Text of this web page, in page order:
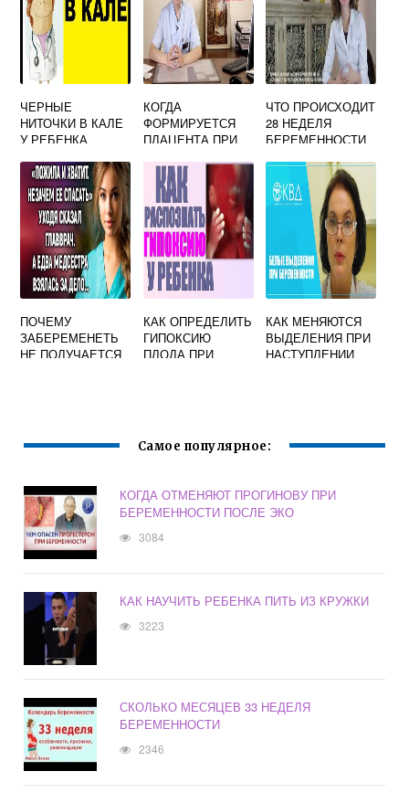
ЧЕРНЫЕ
НИТОЧКИ В КАЛЕ
У РЕБЕНКА
КОГДА
ФОРМИРУЕТСЯ
ПЛАЦЕНТА ПРИ
ПО НЕДЕЛЯМ
ЧТО ПРОИСХОДИТ
28 НЕДЕЛЯ
БЕРЕМЕННОСТИ
ПОЧЕМУ
ЗАБЕРЕМЕНЕТЬ
НЕ ПОЛУЧАЕТСЯ
КАК ОПРЕДЕЛИТЬ
ГИПОКСИЮ
ПЛОДА ПРИ
КАК МЕНЯЮТСЯ
ВЫДЕЛЕНИЯ ПРИ
НАСТУПЛЕНИИ
Самое популярное:
КОГДА ОТМЕНЯЮТ ПРОГИНОВУ ПРИ
БЕРЕМЕННОСТИ ПОСЛЕ ЭКО
3084
КАК НАУЧИТЬ РЕБЕНКА ПИТЬ ИЗ КРУЖКИ
3223
СКОЛЬКО МЕСЯЦЕВ 33 НЕДЕЛЯ
БЕРЕМЕННОСТИ
2346